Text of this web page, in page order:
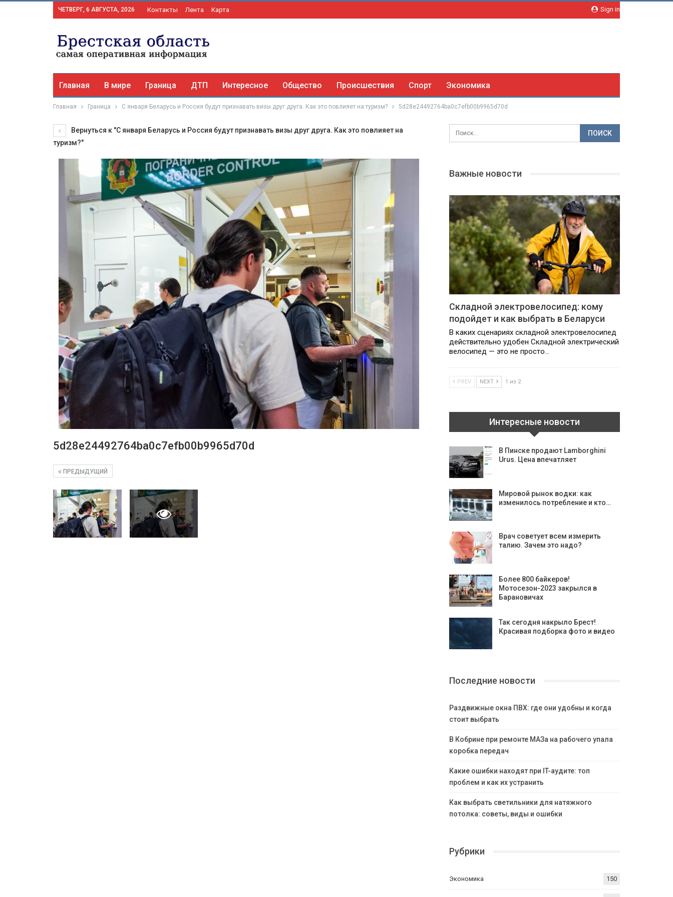
Sign in
ЧЕТВЕРГ, 6 АВГУСТА, 2026 Контакты Лента Карта
Главная В мире Граница ДТП Интересное Общество Происшествия Спорт Экономика
Главная Граница С января Беларусь и Россия будут признавать визы друг друга. Как это повлияет на туризм? 5d28e24492764ba0c7efb00b9965d70d
Вернуться к "С января Беларусь и Россия будут признавать визы друг друга. Как это повлияет на
туризм?"
5d28e24492764ba0c7efb00b9965d70d
ПРЕДЫДУЩИЙ
Важные новости
Складной электровелосипед: кому
подойдет и как выбрать в Беларуси
В каких сценариях складной электровелосипед
действительно удобен Складной электрический
велосипед — это не просто…
PREV NEXT 1 из 2
Интересные новости
В Пинске продают Lamborghini
Urus. Цена впечатляет
Мировой рынок водки: как
изменилось потребление и кто…
Врач советует всем измерить
талию. Зачем это надо?
Более 800 байкеров!
Мотосезон-2023 закрылся в
Барановичах
Так сегодня накрыло Брест!
Красивая подборка фото и видео
Последние новости
Раздвижные окна ПВХ: где они удобны и когда
стоит выбрать
В Кобрине при ремонте МАЗа на рабочего упала
коробка передач
Какие ошибки находят при IT-аудите: топ
проблем и как их устранить
Как выбрать светильники для натяжного
потолка: советы, виды и ошибки
Рубрики
Экономика 150